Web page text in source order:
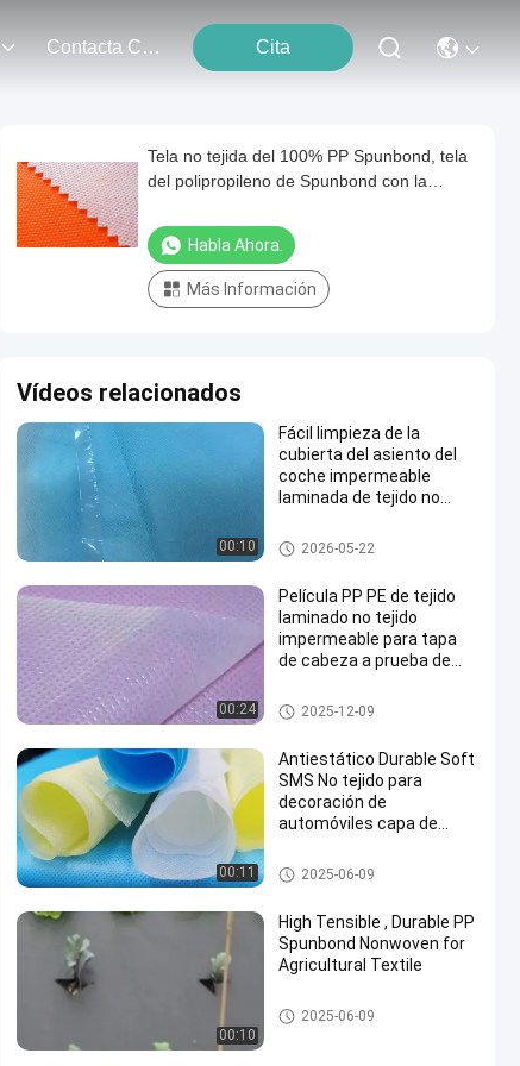
Contacta Con Nosotros Cita
Tela no tejida del 100% PP Spunbond, tela
del polipropileno de Spunbond con la
Habla Ahora.
Más Información
Vídeos relacionados
00:10
Fácil limpieza de la
cubierta del asiento del
coche impermeable
laminada de tejido no
Tela no tejida laminada
2026-05-22
00:24
Película PP PE de tejido
laminado no tejido
impermeable para tapa
de cabeza a prueba de
Tela no tejida laminada
2025-12-09
00:11
Antiestático Durable Soft
SMS No tejido para
decoración de
automóviles capa de
degradable
Tela no tejida de SMS
2025-06-09
00:10
High Tensible , Durable PP
Spunbond Nonwoven for
Agricultural Textile
Tela no tejida de la agricultura
2025-06-09